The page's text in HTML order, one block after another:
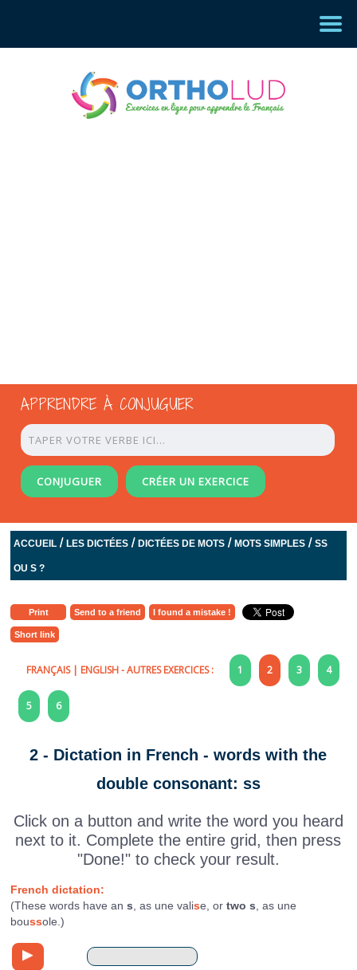
APPRENDRE À CONJUGUER
CONJUGUER CRÉER UN EXERCICE
ACCUEIL /LES DICTÉES /DICTÉES DE MOTS /MOTS SIMPLES /SS
OU S ?
Print Send to a friend I found a mistake !
Short link
FRANÇAIS| ENGLISH- AUTRES EXERCICES : 1 2 3 4
5 6
2 - Dictation in French - words with the
double consonant: ss
Click on a button and write the word you heard
next to it. Complete the entire grid, then press
"Done!" to check your result.
French dictation:
(These words have ans , as une valise, ortwo s , as une
boussole.)